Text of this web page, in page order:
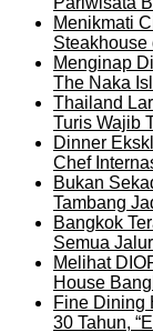
Menikmati
Steakhouse
Menginap
The Naka
Thailand
Turis Wajib
Dinner
Chef
Bukan
Tambang
Bangkok
Semua
Melihat
House
Fine Dining
30 Tahun,